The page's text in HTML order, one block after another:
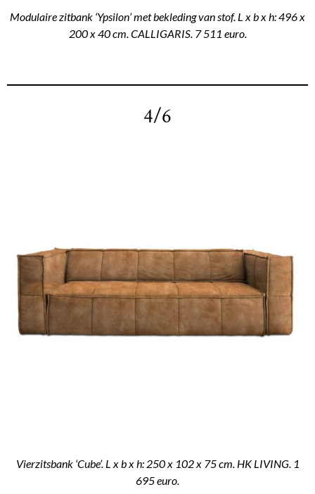
Modulaire zitbank ‘Ypsilon’ met bekleding van stof. L x b x h: 496 x
200 x 40 cm. CALLIGARIS. 7 511 euro.
4/6
Vierzitsbank ‘Cube’. L x b x h: 250 x 102 x 75 cm. HK LIVING. 1
695 euro.